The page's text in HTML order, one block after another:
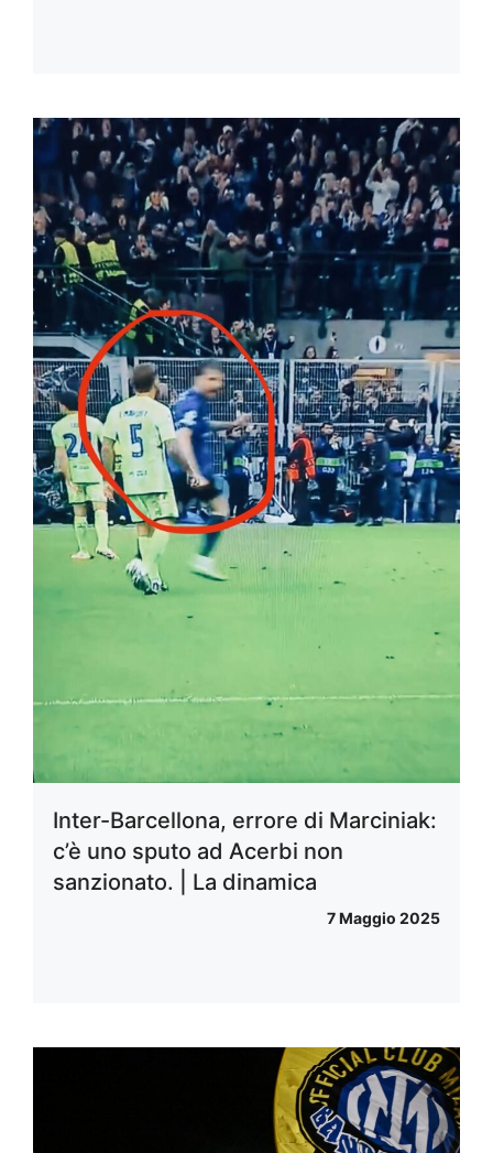
Inter-Barcellona, errore di Marciniak:
c’è uno sputo ad Acerbi non
sanzionato. | La dinamica
7 Maggio 2025